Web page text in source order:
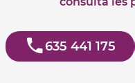
635 441 175